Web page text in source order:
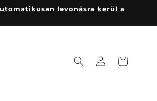
levonásra kerül a
Bejelentkezés
Kosár